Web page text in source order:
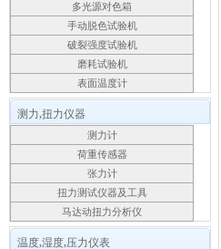
多光源对色箱
手动脱色试验机
破裂强度试验机
磨耗试验机
表面温度计
测力,扭力仪器
测力计
荷重传感器
张力计
扭力测试仪器及工具
马达动扭力分析仪
温度,湿度,压力仪表